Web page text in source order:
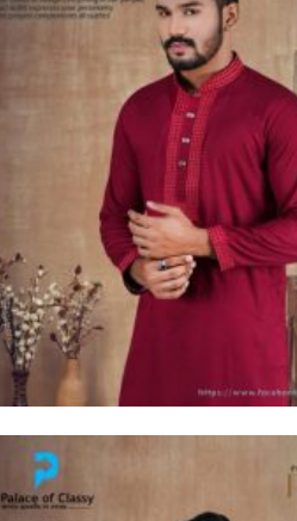
ভূরুঙ্গামারীতে
যৌথ অভিযানে
সহ
জরায়ুমুখ ক্যান্সার
কুড়িগ্রামে সেরা
সম্মাননা পেলেন